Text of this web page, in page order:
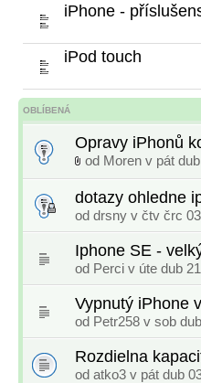
iPhone -
iPod touch
OBLÍBENÁ
Opravy iPhonů
od Moren v pát
dotazy ohledne
od drsny v čtv črc
Iphone SE -
od Perci v úte dub
Vypnutý iPhone
od Petr258 v sob
Rozdielna
od atko3 v pát dub